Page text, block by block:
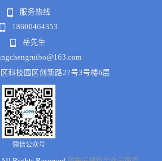
服务热线
18600464353
岳先生
科技园区创新路27号3号楼6层
微信公众号